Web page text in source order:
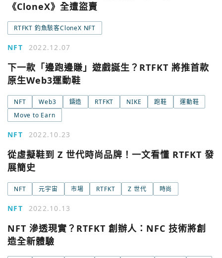
《CloneX》全遭盜賣
RTFKT 釣魚駭客CloneX NFT
NFT 2022.12.07
下一款「邊跑邊賺」遊戲誕生？RTFKT 將推首款
原生Web3運動鞋
NFT Web3 鑄造 RTFKT NIKE 跑鞋
運動鞋
Move to Earn
NFT 2022.10.23
從虛擬鞋到 Z 世代時尚品牌！一文看懂 RTFKT 發
展簡史
NFT 元宇宙 市場 RTFKT Z 世代 時尚
NFT 2022.10.13
NFT 滲透現實？RTFKT 創辦人：NFC 技術將創
造全新體驗
今日熱門
使用以下帳號繼續
繼續表示您已同意 服務條款與隱私政策
您已閒置5分鐘，請點擊關閉按鈕或空白處，即可回到加密
今日熱門
關閉